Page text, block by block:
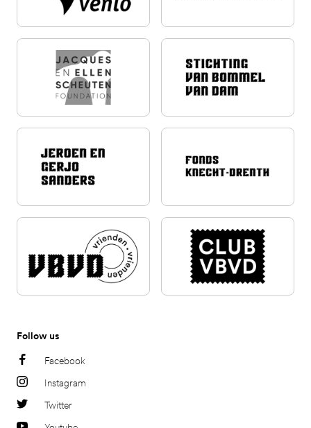
Follow us
Facebook
Instagram
Twitter